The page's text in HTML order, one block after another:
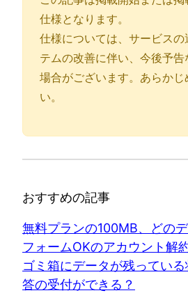
仕様となります。
仕様については、サービスの
テムの改善に伴い、今後予告
場合がございます。あらかじ
い。
おすすめの記事
無料プランの100MB、どの
フォームOKのアカウント解
ゴミ箱にデータが残ってい
答の受付ができる？